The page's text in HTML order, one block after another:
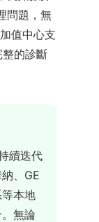
問題，無
值中心支
的診斷
續迭代
、GE
本地
無論